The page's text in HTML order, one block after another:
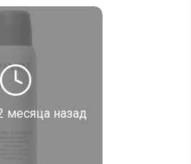
месяца назад